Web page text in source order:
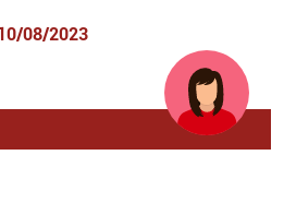
08/2023